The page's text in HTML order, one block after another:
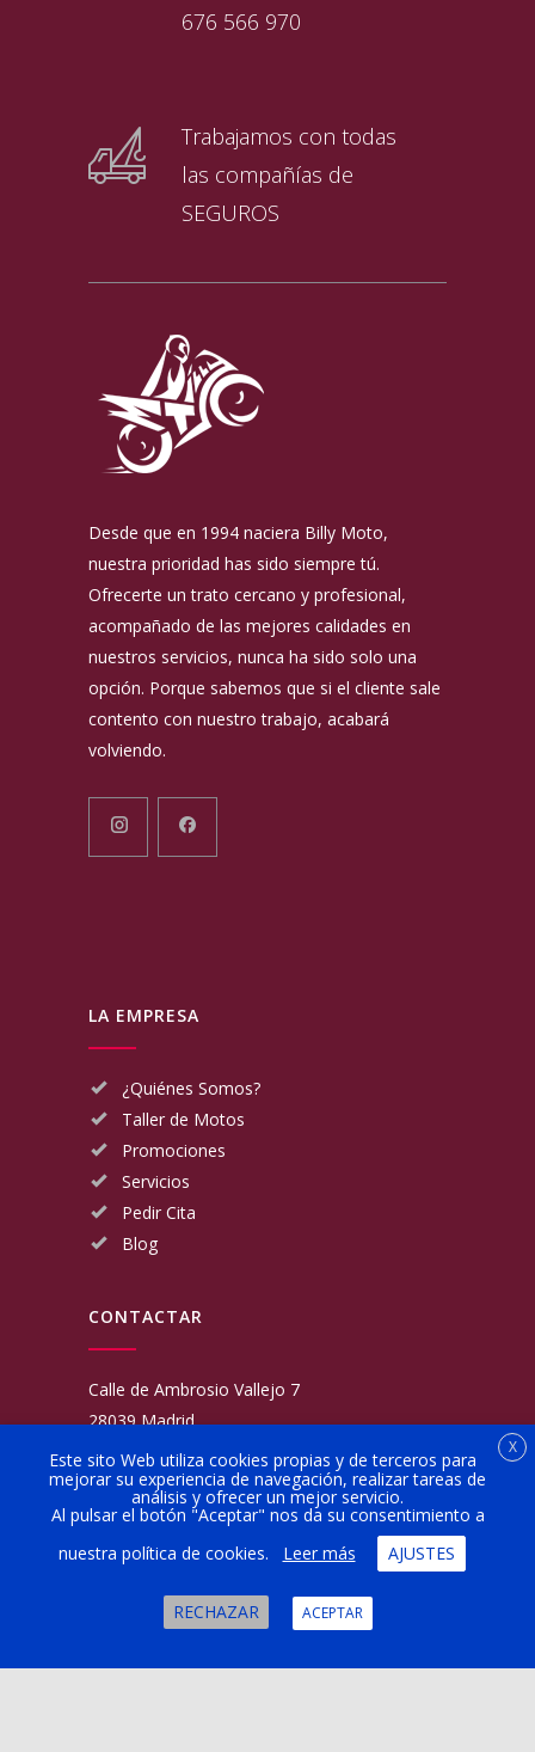
676 566 970
Trabajamos con todas
las compañías de
SEGUROS
Desde que en 1994 naciera Billy Moto,
nuestra prioridad has sido siempre tú.
Ofrecerte un trato cercano y profesional,
acompañado de las mejores calidades en
nuestros servicios, nunca ha sido solo una
opción. Porque sabemos que si el cliente sale
contento con nuestro trabajo, acabará
volviendo.
LA EMPRESA
¿Quiénes Somos?
Taller de Motos
Promociones
Servicios
Pedir Cita
Blog
CONTACTAR
Calle de Ambrosio Vallejo 7
28039 Madrid
Fijo:
913 117 462
Movil:
676 566 970
administracion@talleresgarciamartinezehijos.com
Lun a Vier:
9:00 a 14:00
16:00 a 20:00
X
Este sito Web utiliza cookies propias y de terceros para
mejorar su experiencia de navegación, realizar tareas de
análisis y ofrecer un mejor servicio.
Al pulsar el botón "Aceptar" nos da su consentimiento a
nuestra política de cookies.
Leer más AJUSTES
RECHAZAR ACEPTAR